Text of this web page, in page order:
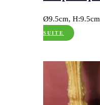
Ø9.5cm,
SUITE